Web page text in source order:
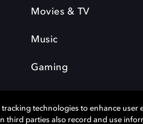
Movies & TV
Music
Gaming
technologies to enhance user
third parties also record and use